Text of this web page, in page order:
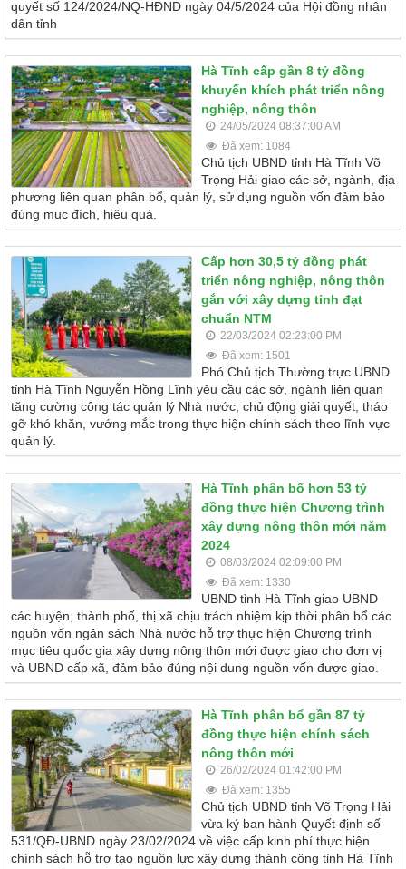
quyết số 124/2024/NQ-HĐND ngày 04/5/2024 của Hội đồng nhân
dân tỉnh
Hà Tĩnh cấp gần 8 tỷ đồng
khuyến khích phát triển nông
nghiệp, nông thôn
24/05/2024 08:37:00 AM
Đã xem: 1084
Chủ tịch UBND tỉnh Hà Tĩnh Võ
Trọng Hải giao các sở, ngành, địa
phương liên quan phân bổ, quản lý, sử dụng nguồn vốn đảm bảo
đúng mục đích, hiệu quả.
Cấp hơn 30,5 tỷ đồng phát
triển nông nghiệp, nông thôn
gắn với xây dựng tỉnh đạt
chuẩn NTM
22/03/2024 02:23:00 PM
Đã xem: 1501
Phó Chủ tịch Thường trực UBND
tỉnh Hà Tĩnh Nguyễn Hồng Lĩnh yêu cầu các sở, ngành liên quan
tăng cường công tác quản lý Nhà nước, chủ động giải quyết, tháo
gỡ khó khăn, vướng mắc trong thực hiện chính sách theo lĩnh vực
quản lý.
Hà Tĩnh phân bổ hơn 53 tỷ
đồng thực hiện Chương trình
xây dựng nông thôn mới năm
2024
08/03/2024 02:09:00 PM
Đã xem: 1330
UBND tỉnh Hà Tĩnh giao UBND
các huyện, thành phố, thị xã chịu trách nhiệm kịp thời phân bổ các
nguồn vốn ngân sách Nhà nước hỗ trợ thực hiện Chương trình
mục tiêu quốc gia xây dựng nông thôn mới được giao cho đơn vị
và UBND cấp xã, đảm bảo đúng nội dung nguồn vốn được giao.
Hà Tĩnh phân bổ gần 87 tỷ
đồng thực hiện chính sách
nông thôn mới
26/02/2024 01:42:00 PM
Đã xem: 1355
Chủ tịch UBND tỉnh Võ Trọng Hải
vừa ký ban hành Quyết định số
531/QĐ-UBND ngày 23/02/2024 về việc cấp kinh phí thực hiện
chính sách hỗ trợ tạo nguồn lực xây dựng thành công tỉnh Hà Tĩnh